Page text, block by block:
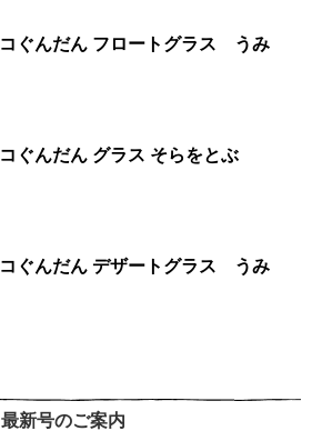
ノラネコぐんだん フロートグラス うみ
ノラネコぐんだん グラス そらをとぶ
ノラネコぐんだん デザートグラス うみ
最新号のご案内